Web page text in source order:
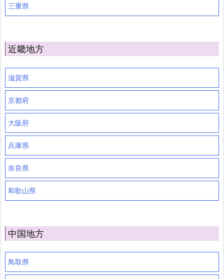
三重県
近畿地方
滋賀県
京都府
大阪府
兵庫県
奈良県
和歌山県
中国地方
鳥取県